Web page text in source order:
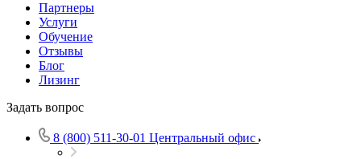
Партнеры
Услуги
Обучение
Отзывы
Блог
Лизинг
Задать вопрос
8 (800) 511-30-01 Центральный офис